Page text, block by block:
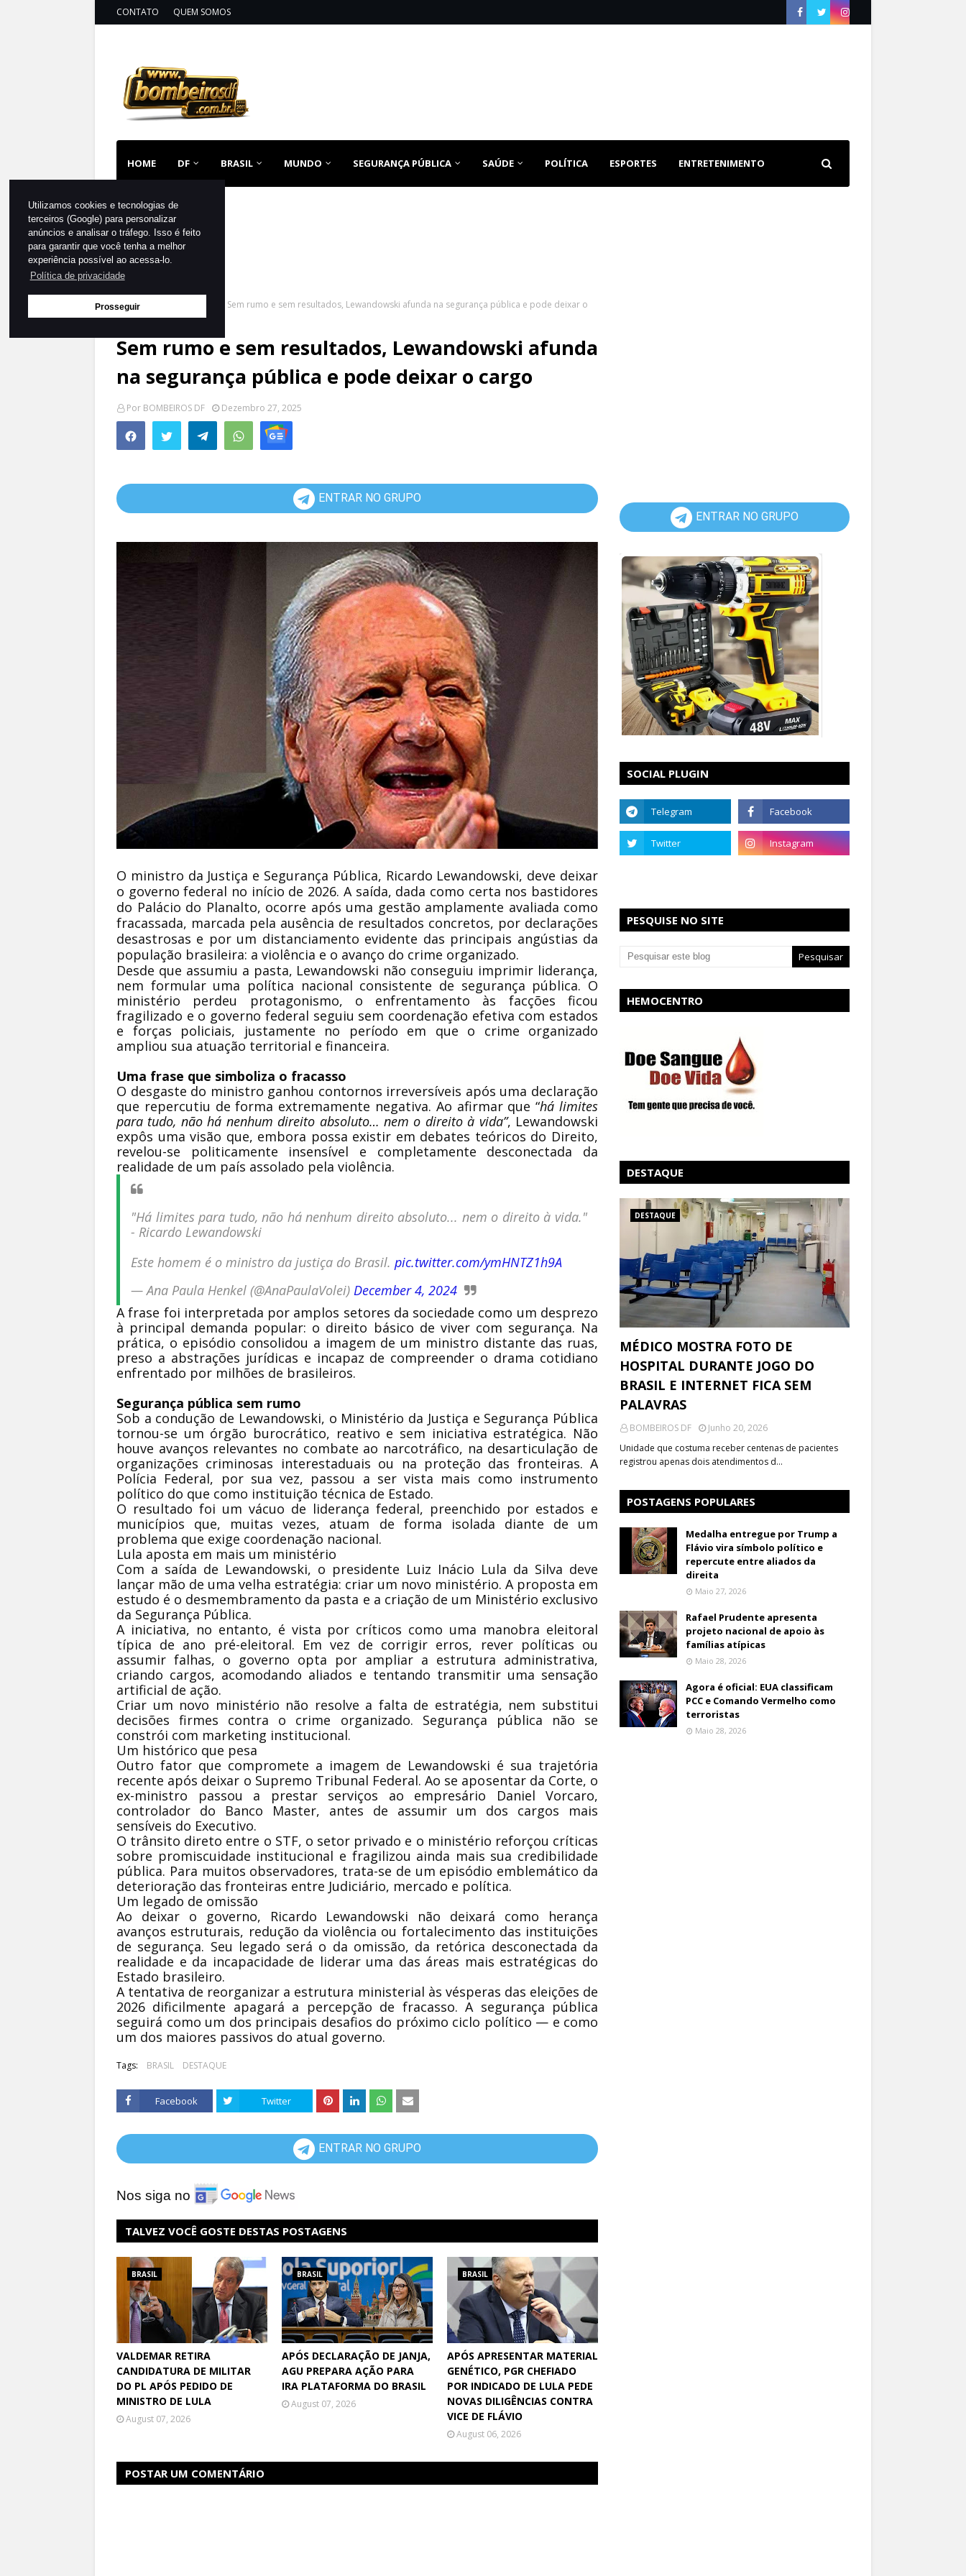
Utilizamos cookies e tecnologias de
terceiros (Google) para personalizar
anúncios e analisar o tráfego. Isso é feito
para garantir que você tenha a melhor
experiência possível ao acessa-lo.
Política de privacidade
Prosseguir
CONTATO QUEM SOMOS
HOME DF BRASIL MUNDO SEGURANÇA PÚBLICA SAÚDE POLÍTICA ESPORTES ENTRETENIMENTO
Página inicial
Sem rumo e sem resultados, Lewandowski afunda na segurança pública e pode deixar o
cargo
Sem rumo e sem resultados, Lewandowski afunda
na segurança pública e pode deixar o cargo
Por BOMBEIROS DF Dezembro 27, 2025
ENTRAR NO GRUPO
O ministro da Justiça e Segurança Pública, Ricardo Lewandowski, deve deixar
o governo federal no início de 2026. A saída, dada como certa nos bastidores
do Palácio do Planalto, ocorre após uma gestão amplamente avaliada como
fracassada, marcada pela ausência de resultados concretos, por declarações
desastrosas e por um distanciamento evidente das principais angústias da
população brasileira: a violência e o avanço do crime organizado.
Desde que assumiu a pasta, Lewandowski não conseguiu imprimir liderança,
nem formular uma política nacional consistente de segurança pública. O
ministério perdeu protagonismo, o enfrentamento às facções ficou
fragilizado e o governo federal seguiu sem coordenação efetiva com estados
e forças policiais, justamente no período em que o crime organizado
ampliou sua atuação territorial e financeira.
Uma frase que simboliza o fracasso
O desgaste do ministro ganhou contornos irreversíveis após uma declaração
que repercutiu de forma extremamente negativa. Ao afirmar que “há limites
para tudo, não há nenhum direito absoluto… nem o direito à vida”, Lewandowski
expôs uma visão que, embora possa existir em debates teóricos do Direito,
revelou-se politicamente insensível e completamente desconectada da
realidade de um país assolado pela violência.
"Há limites para tudo, não há nenhum direito absoluto... nem o direito à vida."
- Ricardo Lewandowski
Este homem é o ministro da justiça do Brasil. pic.twitter.com/ymHNTZ1h9A
— Ana Paula Henkel (@AnaPaulaVolei) December 4, 2024
A frase foi interpretada por amplos setores da sociedade como um desprezo
à principal demanda popular: o direito básico de viver com segurança. Na
prática, o episódio consolidou a imagem de um ministro distante das ruas,
preso a abstrações jurídicas e incapaz de compreender o drama cotidiano
enfrentado por milhões de brasileiros.
Segurança pública sem rumo
Sob a condução de Lewandowski, o Ministério da Justiça e Segurança Pública
tornou-se um órgão burocrático, reativo e sem iniciativa estratégica. Não
houve avanços relevantes no combate ao narcotráfico, na desarticulação de
organizações criminosas interestaduais ou na proteção das fronteiras. A
Polícia Federal, por sua vez, passou a ser vista mais como instrumento
político do que como instituição técnica de Estado.
O resultado foi um vácuo de liderança federal, preenchido por estados e
municípios que, muitas vezes, atuam de forma isolada diante de um
problema que exige coordenação nacional.
Lula aposta em mais um ministério
Com a saída de Lewandowski, o presidente Luiz Inácio Lula da Silva deve
lançar mão de uma velha estratégia: criar um novo ministério. A proposta em
estudo é o desmembramento da pasta e a criação de um Ministério exclusivo
da Segurança Pública.
A iniciativa, no entanto, é vista por críticos como uma manobra eleitoral
típica de ano pré-eleitoral. Em vez de corrigir erros, rever políticas ou
assumir falhas, o governo opta por ampliar a estrutura administrativa,
criando cargos, acomodando aliados e tentando transmitir uma sensação
artificial de ação.
Criar um novo ministério não resolve a falta de estratégia, nem substitui
decisões firmes contra o crime organizado. Segurança pública não se
constrói com marketing institucional.
Um histórico que pesa
Outro fator que compromete a imagem de Lewandowski é sua trajetória
recente após deixar o Supremo Tribunal Federal. Ao se aposentar da Corte, o
ex-ministro passou a prestar serviços ao empresário Daniel Vorcaro,
controlador do Banco Master, antes de assumir um dos cargos mais
sensíveis do Executivo.
O trânsito direto entre o STF, o setor privado e o ministério reforçou críticas
sobre promiscuidade institucional e fragilizou ainda mais sua credibilidade
pública. Para muitos observadores, trata-se de um episódio emblemático da
deterioração das fronteiras entre Judiciário, mercado e política.
Um legado de omissão
Ao deixar o governo, Ricardo Lewandowski não deixará como herança
avanços estruturais, redução da violência ou fortalecimento das instituições
de segurança. Seu legado será o da omissão, da retórica desconectada da
realidade e da incapacidade de liderar uma das áreas mais estratégicas do
Estado brasileiro.
A tentativa de reorganizar a estrutura ministerial às vésperas das eleições de
2026 dificilmente apagará a percepção de fracasso. A segurança pública
seguirá como um dos principais desafios do próximo ciclo político — e como
um dos maiores passivos do atual governo.
Tags: BRASIL DESTAQUE
Facebook Twitter
ENTRAR NO GRUPO
Nos siga no
TALVEZ VOCÊ GOSTE DESTAS POSTAGENS
BRASIL
VALDEMAR RETIRA
CANDIDATURA DE MILITAR
DO PL APÓS PEDIDO DE
MINISTRO DE LULA
August 07, 2026
BRASIL
APÓS DECLARAÇÃO DE JANJA,
AGU PREPARA AÇÃO PARA
IRA PLATAFORMA DO BRASIL
August 07, 2026
BRASIL
APÓS APRESENTAR MATERIAL
GENÉTICO, PGR CHEFIADO
POR INDICADO DE LULA PEDE
NOVAS DILIGÊNCIAS CONTRA
VICE DE FLÁVIO
August 06, 2026
POSTAR UM COMENTÁRIO
ENTRAR NO GRUPO
SOCIAL PLUGIN
PESQUISE NO SITE
HEMOCENTRO
DESTAQUE
DESTAQUE
MÉDICO MOSTRA FOTO DE
HOSPITAL DURANTE JOGO DO
BRASIL E INTERNET FICA SEM
PALAVRAS
BOMBEIROS DF
Junho 20, 2026
Unidade que costuma receber centenas de pacientes
registrou apenas dois atendimentos d…
POSTAGENS POPULARES
Medalha entregue por Trump a
Flávio vira símbolo político e
repercute entre aliados da
direita
Maio 27, 2026
Rafael Prudente apresenta
projeto nacional de apoio às
famílias atípicas
Maio 28, 2026
Agora é oficial: EUA classificam
PCC e Comando Vermelho como
terroristas
Maio 28, 2026